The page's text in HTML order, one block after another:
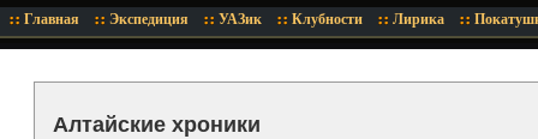
Главная Экспедиция УАЗик Клубности Лирика
Алтайские хроники